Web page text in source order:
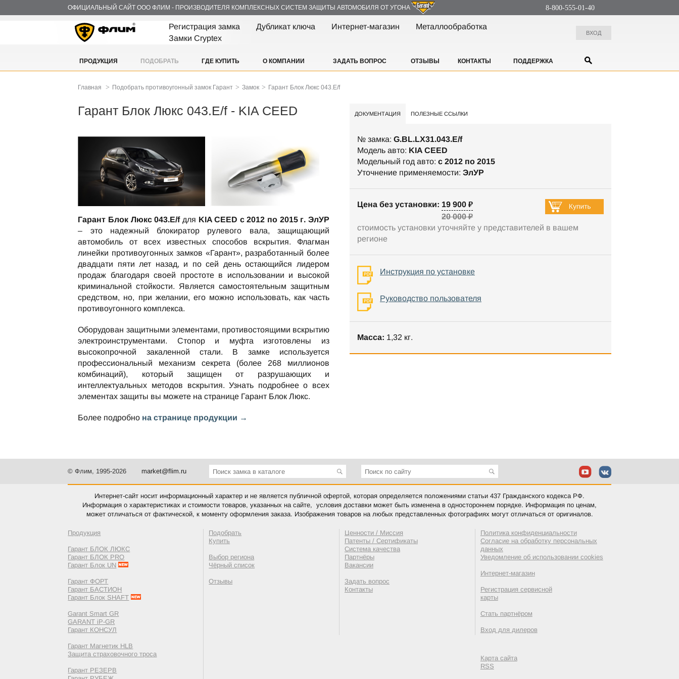
ОФИЦИАЛЬНЫЙ САЙТ ООО ФЛИМ - ПРОИЗВОДИТЕЛЯ КОМПЛЕКСНЫХ СИСТЕМ ЗАЩИТЫ АВТОМОБИЛЯ ОТ УГОНА 8-800-555-01-40
Регистрация замка Дубликат ключа Интернет-магазин
Металлообработка
Замки Cryptex
ВХОД
ПРОДУКЦИЯ ПОДОБРАТЬ ГДЕ КУПИТЬ О КОМПАНИИ ЗАДАТЬ ВОПРОС ОТЗЫВЫ КОНТАКТЫ ПОДДЕРЖКА
Главная > Подобрать противоугонный замок Гарант > Замок > Гарант Блок Люкс 043.E/f
Гарант Блок Люкс 043.E/f - KIA CEED
Гарант Блок Люкс 043.E/f для KIA CEED c 2012 по 2015 г. ЭлУР
– это надежный блокиратор рулевого вала, защищающий
автомобиль от всех известных способов вскрытия. Флагман
линейки противоугонных замков «Гарант», разработанный более
двадцати пяти лет назад, и по сей день остающийся лидером
продаж благодаря своей простоте в использовании и высокой
криминальной стойкости. Является самостоятельным защитным
средством, но, при желании, его можно использовать, как часть
противоугонного комплекса.
Оборудован защитными элементами, противостоящими вскрытию
электроинструментами. Стопор и муфта изготовлены из
высокопрочной закаленной стали. В замке используется
профессиональный механизм секрета (более 268 миллионов
комбинаций), который защищен от разрушающих и
интеллектуальных методов вскрытия. Узнать подробнее о всех
элементах защиты вы можете на странице Гарант Блок Люкс.
Более подробно на странице продукции →
ДОКУМЕНТАЦИЯ ПОЛЕЗНЫЕ ССЫЛКИ
№ замка: G.BL.LX31.043.E/f
Модель авто: KIA CEED
Модельный год авто: c 2012 по 2015
Уточнение применяемости: ЭлУР
Цена без установки: 19 900 ₽
20 000 ₽
стоимость установки уточняйте у представителей в вашем
регионе
Инструкция по установке
Руководство пользователя
Масса: 1,32 кг.
© Флим, 1995-2026 market@flim.ru
Интернет-сайт носит информационный характер и не является публичной офертой, которая определяется положениями статьи 437 Гражданского кодекса РФ.
Информация о характеристиках и стоимости товаров, указанных на сайте, условия доставки может быть изменена в одностороннем порядке. Информация по ценам,
может отличаться от фактической, к моменту оформления заказа. Изображения товаров на любых представленных фотографиях могут отличаться от оригиналов.
Продукция
Гарант БЛОК ЛЮКС
Гарант БЛОК PRO
Гарант Блок UN
Гарант ФОРТ
Гарант БАСТИОН
Гарант Блок SHAFT
Garant Smart GR
GARANT iP-GR
Гарант КОНСУЛ
Гарант Магнетик HLB
Защита страховочного троса
Гарант РЕЗЕРВ
Подобрать
Купить
Выбор региона
Чёрный список
Отзывы
Ценности / Миссия
Патенты / Сертификаты
Система качества
Партнёры
Вакансии
Задать вопрос
Контакты
Политика конфиденциальности
Согласие на обработку персональных
данных
Уведомление об использовании cookies
Интернет-магазин
Регистрация сервисной
карты
Стать партнёром
Вход для дилеров
Карта сайта
RSS